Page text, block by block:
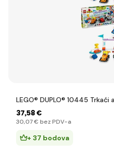
LEGO® DUPLO® 10445
37,58 €
30,07 € bez PDV-a
+ 37 bodova